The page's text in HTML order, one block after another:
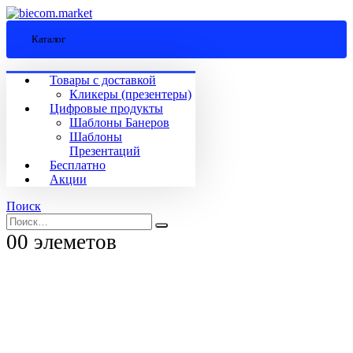
Каталог
Товары с доставкой
Кликеры (презентеры)
Цифровые продукты
Шаблоны Банеров
Шаблоны
Презентаций
Бесплатно
Акции
Поиск
00 элеметов